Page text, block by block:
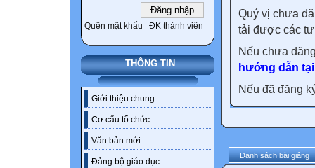
Quên mật khẩu ĐK thành viên
THÔNG TIN
Giới thiệu chung
Cơ cấu tổ chức
Văn bản mới
Đảng bộ giáo dục
Quý vị chưa
tải được các
Nếu chưa
hướng dẫn
Nếu đã đăng
Danh sách bài giảng